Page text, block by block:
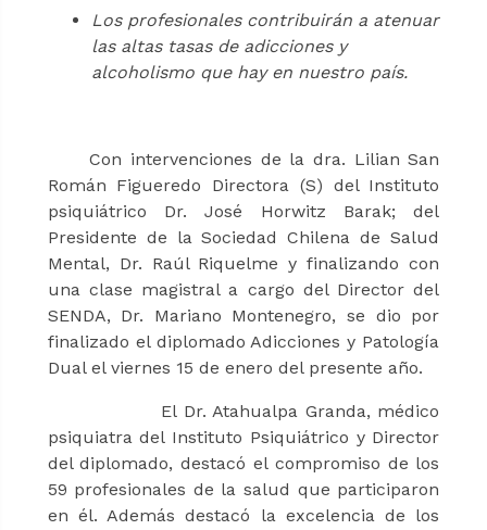
Los profesionales contribuirán a atenuar
las altas tasas de adicciones y
alcoholismo que hay en nuestro país.
Con intervenciones de la dra. Lilian San
Román Figueredo Directora (S) del Instituto
psiquiátrico Dr. José Horwitz Barak; del
Presidente de la Sociedad Chilena de Salud
Mental, Dr. Raúl Riquelme y finalizando con
una clase magistral a cargo del Director del
SENDA, Dr. Mariano Montenegro, se dio por
finalizado el diplomado Adicciones y Patología
Dual el viernes 15 de enero del presente año.
El Dr. Atahualpa Granda, médico
psiquiatra del Instituto Psiquiátrico y Director
del diplomado, destacó el compromiso de los
59 profesionales de la salud que participaron
en él. Además destacó la excelencia de los